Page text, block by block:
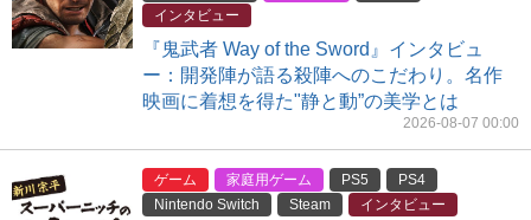
インタビュー
『鬼武者 Way of the Sword』インタビュ
ー：開発陣が語る殺陣へのこだわり。名作
映画に着想を得た"静と動”の美学とは
2026-08-07 00:00
ゲーム 家庭用ゲーム PS5
PS4
Nintendo Switch
Steam インタビュー